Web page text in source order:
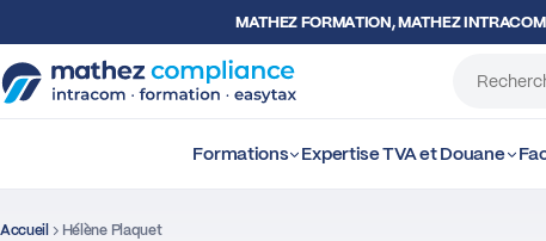
MATHEZ FORMATION, MATHEZ INTRACOM
Formations Expertise TVA et Douane
Accueil Hélène Plaquet